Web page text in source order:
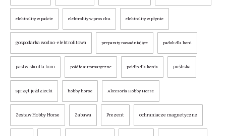
elektrolity w paście elektrolity w proszku elektrolity w płynie
gospodarka wodno-elektrolitowa preparaty nawadniające padok dla koni
pastwisko dla koni poidło automatyczne poidło dla konia puśliska
sprzęt jeździecki hobby horse Akcesoria Hobby Horse
Zestaw Hobby Horse Zabawa Prezent ochraniacze magnetyczne